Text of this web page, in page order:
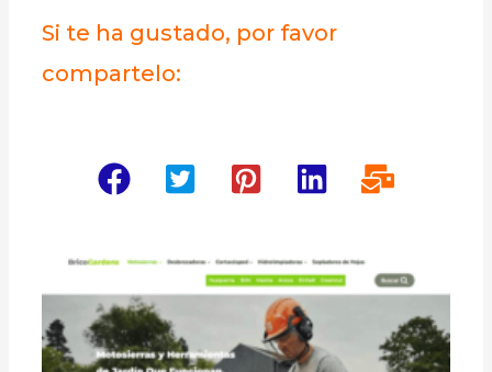
Si te ha gustado, por favor
compartelo: